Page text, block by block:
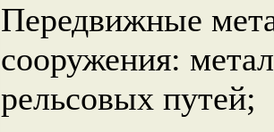
Передвижные
сооружения:
рельсовых путей;